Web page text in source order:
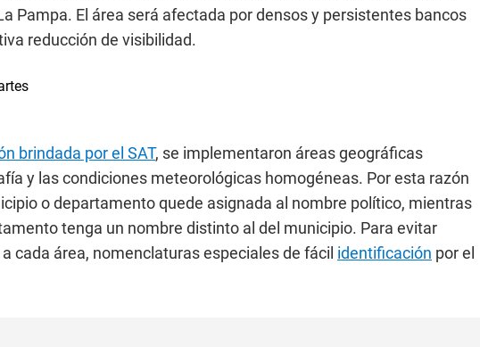
Pampa. El área será afectada por densos y persistentes bancos
reducción de visibilidad.
brindada por el SAT, se implementaron áreas geográficas
y las condiciones meteorológicas homogéneas. Por esta razón
o departamento quede asignada al nombre político, mientras
tenga un nombre distinto al del municipio. Para evitar
cada área, nomenclaturas especiales de fácil identificación por el